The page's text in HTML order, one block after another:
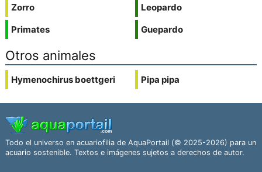
Zorro
Primates
Leopardo
Guepardo
Otros animales
Hymenochirus boettgeri Pipa pipa
Todo el universo en acuariofilia de AquaPortail (© 2025-2026) para un
acuario sostenible. Textos e imágenes sujetos a derechos de autor.